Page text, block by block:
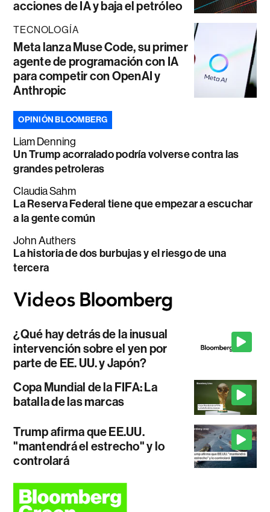
acciones de IA y baja el petróleo
TECNOLOGÍA
Meta lanza Muse Code, su primer
agente de programación con IA
para competir con OpenAI y
Anthropic
OPINIÓN BLOOMBERG
Liam Denning
Un Trump acorralado podría volverse contra las
grandes petroleras
Claudia Sahm
La Reserva Federal tiene que empezar a escuchar
a la gente común
John Authers
La historia de dos burbujas y el riesgo de una
tercera
¿Qué hay detrás de la inusual
intervención sobre el yen por
parte de EE. UU. y Japón?
Copa Mundial de la FIFA: La
batalla de las marcas
Trump afirma que EE.UU.
"mantendrá el estrecho" y lo
controlará